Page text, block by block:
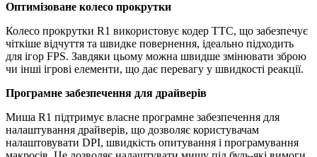
Оптимізоване колесо прокрутки
Колесо прокрутки R1 використовує кодер TTC, що забезпечує
чіткіше відчуття та швидке повернення, ідеально підходить
для ігор FPS. Завдяки цьому можна швидше змінювати зброю
чи інші ігрові елементи, що дає перевагу у швидкості реакції.
Програмне забезпечення для драйверів
Миша R1 підтримує власне програмне забезпечення для
налаштування драйверів, що дозволяє користувачам
налаштовувати DPI, швидкість опитування і програмування